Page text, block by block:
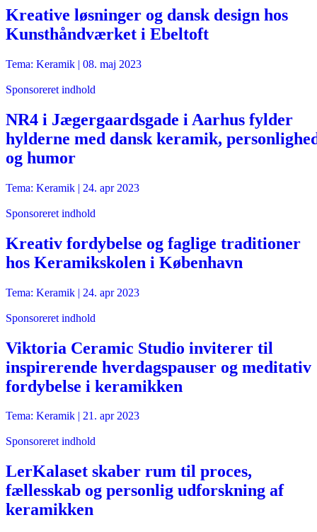
Kreative løsninger og dansk design hos
Kunsthåndværket i Ebeltoft
Tema: Keramik | 08. maj 2023
Sponsoreret indhold
NR4 i Jægergaardsgade i Aarhus fylder
hylderne med dansk keramik,
og humor
Tema: Keramik | 24. apr 2023
Sponsoreret indhold
Kreativ fordybelse og faglige traditioner
hos Keramikskolen i København
Tema: Keramik | 24. apr 2023
Sponsoreret indhold
Viktoria Ceramic Studio inviterer til
inspirerende hverdagspauser og meditativ
fordybelse i keramikken
Tema: Keramik | 21. apr 2023
Sponsoreret indhold
LerKalaset skaber rum til proces,
fællesskab og personlig udforskning af
keramikken